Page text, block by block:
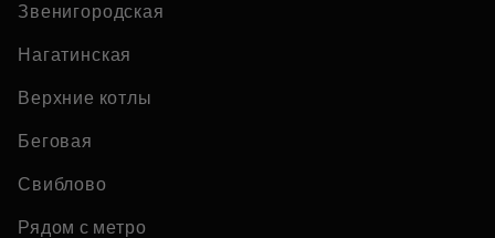
Звенигородская
Нагатинская
Верхние котлы
Беговая
Свиблово
Рядом с метро